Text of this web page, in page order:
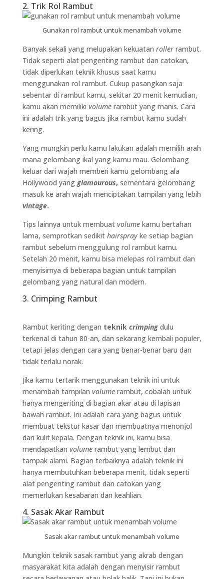
2. Trik Rol Rambut
Gunakan rol rambut untuk menambah volume
Banyak sekali yang melupakan kekuatan rollerrambut.
Tidak seperti alat pengeriting rambut dan catokan,
tidak diperlukan teknik khusus saat kamu
menggunakan rol rambut. Cukup pasangkan saja
sebentar di rambut kamu, sekitar 20 menit kemudian,
kamu akan memiliki volumerambut yang manis. Cara
ini adalah trik yang bagus jika rambut kamu sudah
kering.
Yang mungkin perlu kamu lakukan adalah memilih arah
mana gelombang ikal yang kamu mau. Gelombang
keluar dari wajah memberi kamu gelombang ala
Hollywood yang glamourous, sementara gelombang
masuk ke arah wajah menciptakan tampilan yang lebih
vintage.
Tips lainnya untuk membuat volumekamu bertahan
lama, semprotkan sedikit hairsprayke setiap bagian
rambut sebelum menggulung rol rambut kamu.
Setelah 20 menit, kamu bisa melepas rol rambut dan
menyisirnya di beberapa bagian untuk tampilan
gelombang yang natural dan modern.
3. Crimping Rambut
Rambut keriting dengan teknik crimpingdulu
terkenal di tahun 80-an, dan sekarang kembali populer,
tetapi jelas dengan cara yang benar-benar baru dan
tidak terlalu norak.
Jika kamu tertarik menggunakan teknik ini untuk
menambah tampilan volumerambut, cobalah untuk
hanya mengeriting di bagian akar atau di lapisan
bawah rambut. Ini adalah cara yang bagus untuk
membuat tekstur kasar dan membuatnya menonjol
dari kulit kepala. Dengan teknik ini, kamu bisa
mendapatkan volumerambut yang lembut dan
tampak alami. Bagian terbaiknya adalah teknik ini
hanya membutuhkan beberapa menit, tidak seperti
alat pengeriting rambut dan catokan yang
memerlukan kesabaran dan keahlian.
4. Sasak Akar Rambut
Sasak akar rambut untuk menambah volume
Mungkin teknik sasak rambut yang akrab dengan
masyarakat kita adalah dengan menyisir rambut